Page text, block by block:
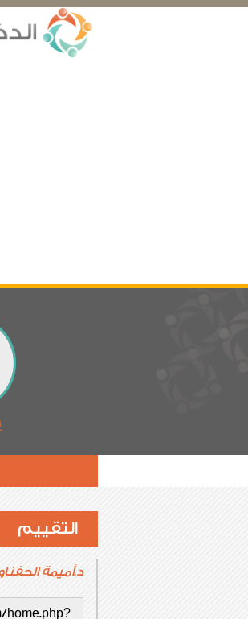
التقييم
د.أميمة
home.php?